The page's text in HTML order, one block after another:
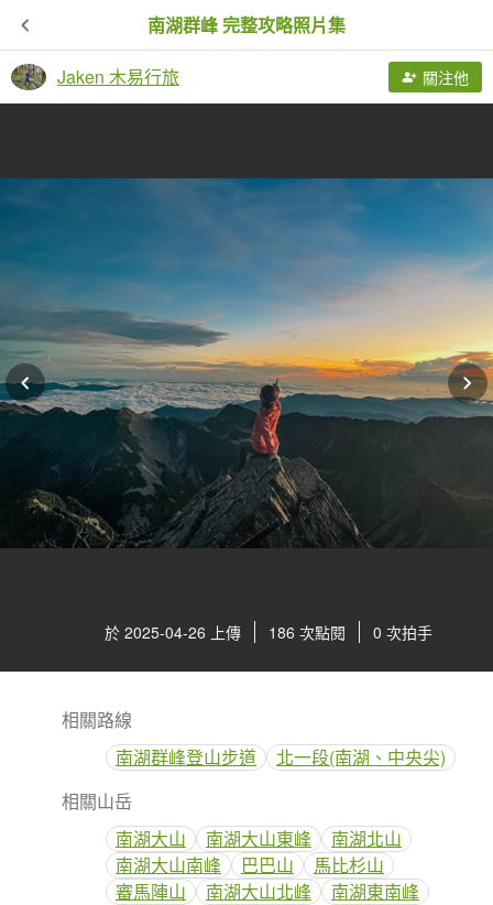
南湖群峰 完整攻略照片集
Jaken 木易行旅 關注他
於 2025-04-26 上傳 186 次點閱 0 次拍手
相關路線
南湖群峰登山步道
北一段(南湖、中央尖)
相關山岳
南湖大山
南湖大山東峰
南湖北山
南湖大山南峰
巴巴山
馬比杉山
審馬陣山
南湖大山北峰 南湖東南峰